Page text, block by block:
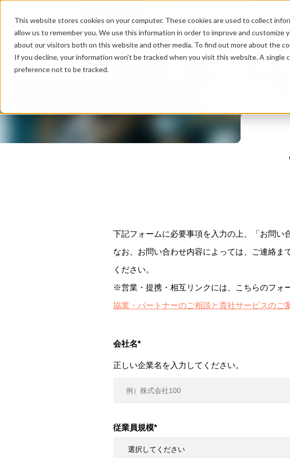
This website stores cookies on your computer. These cookies are used to collect
allow us to remember you. We use this information in order to improve and customize
about our visitors both on this website and other media. To find out more about the
If you decline, your information won’t be tracked when you visit this website. A single
preference not to be tracked.
下記フォームに必要事項を入力の上、「お問い
なお、お問い合わせ内容によっては、ご連絡ま
ください。
※営業・提携・相互リンクには、こちらのフォ
協業・パートナーのご相談と貴社サービスのご
会社名*
正しい企業名を入力してください。
従業員規模*